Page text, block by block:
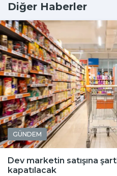
Diğer Haberler
GÜNDEM
Dev marketin satışına
kapatılacak